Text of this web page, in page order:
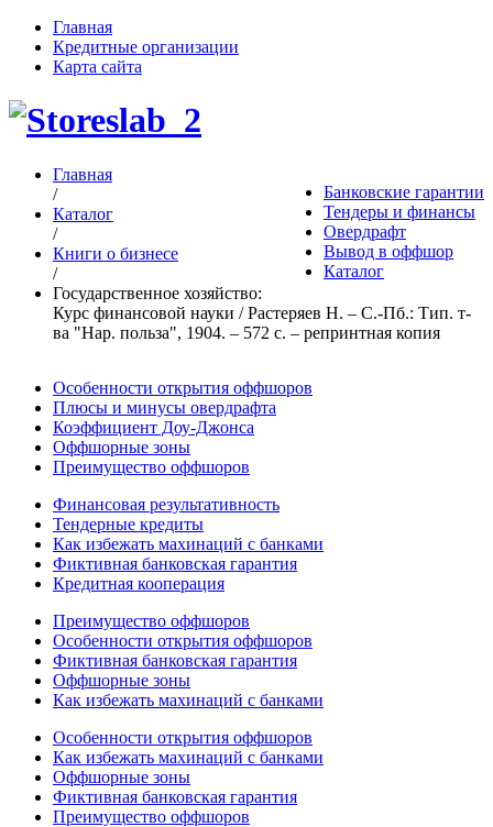
Главная
Кредитные организации
Карта сайта
Банковские гарантии
Тендеры и финансы
Овердрафт
Вывод в оффшор
Каталог
Главная
/
Каталог
/
Книги о бизнесе
/
Государственное хозяйство:
Курс финансовой науки / Растеряев Н. – С.-Пб.: Тип. т-
ва "Нар. польза", 1904. – 572 с. – репринтная копия
Особенности открытия оффшоров
Плюсы и минусы овердрафта
Коэффициент Доу-Джонса
Оффшорные зоны
Преимущество оффшоров
Финансовая результативность
Тендерные кредиты
Как избежать махинаций с банками
Фиктивная банковская гарантия
Кредитная кооперация
Преимущество оффшоров
Особенности открытия оффшоров
Фиктивная банковская гарантия
Оффшорные зоны
Как избежать махинаций с банками
Особенности открытия оффшоров
Как избежать махинаций с банками
Оффшорные зоны
Фиктивная банковская гарантия
Преимущество оффшоров